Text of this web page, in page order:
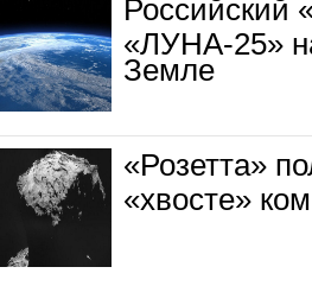
Российский
«ЛУНА-25»
Земле
«Розетта»
«хвосте»